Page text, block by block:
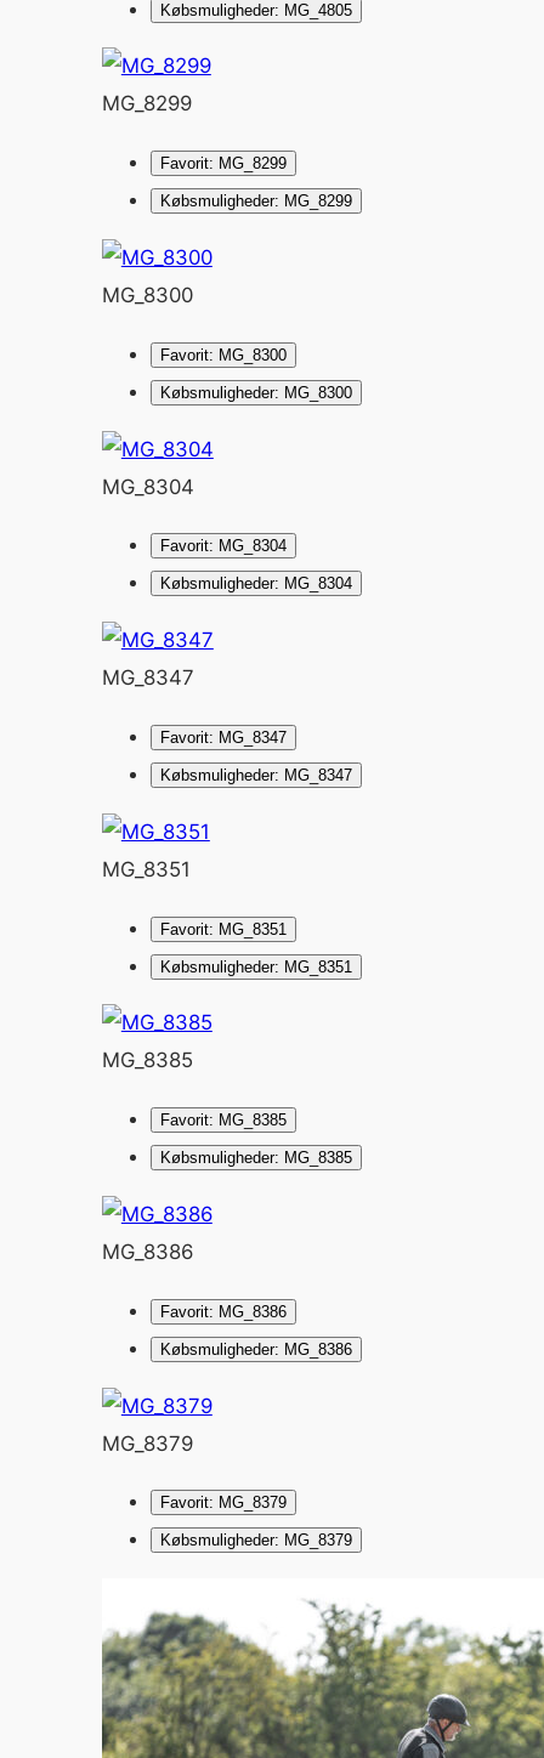
Købsmuligheder: MG_4805
MG_8299
Favorit: MG_8299
Købsmuligheder: MG_8299
MG_8300
Favorit: MG_8300
Købsmuligheder: MG_8300
MG_8304
Favorit: MG_8304
Købsmuligheder: MG_8304
MG_8347
Favorit: MG_8347
Købsmuligheder: MG_8347
MG_8351
Favorit: MG_8351
Købsmuligheder: MG_8351
MG_8385
Favorit: MG_8385
Købsmuligheder: MG_8385
MG_8386
Favorit: MG_8386
Købsmuligheder: MG_8386
MG_8379
Favorit: MG_8379
Købsmuligheder: MG_8379